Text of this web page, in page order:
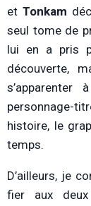
etTonkam
seul tome de
lui en a pris
découverte,
personnage-
histoire, le
temps.
D’ailleurs, je
fier aux deux